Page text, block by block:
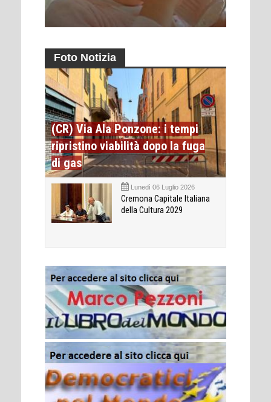
Foto Notizia
(CR) Via Ala Ponzone: i tempi
ripristino viabilità dopo la fuga
di gas
Lunedì 06 Luglio 2026
Cremona Capitale Italiana
della Cultura 2029